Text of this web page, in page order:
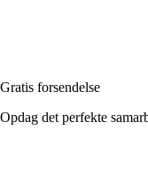
Gratis forsendelse
Opdag det perfekte